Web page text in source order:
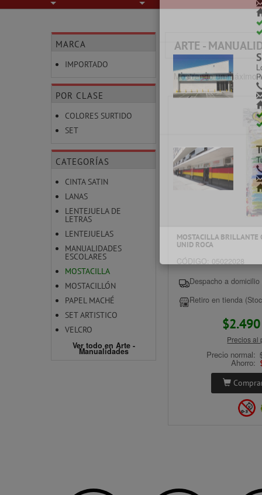
MARCA
IMPORTADO
POR CLASE
COLORES SURTIDO
SET
CATEGORÍAS
CINTA SATIN
LANAS
LENTEJUELA DE
LETRAS
LENTEJUELAS
MANUALIDADES
ESCOLARES
MOSTACILLA
MOSTACILLÓN
PAPEL MACHÉ
SET ARTISTICO
VELCRO
Ver todo en Arte -
Manualidades
ARTE -
Mostrando un máximo
MOSTACILLA BRILLANTE
UNID ROCA
CÓDIGO: 05022028
Despacho a
Retiro en tienda
$2.490
Precios al
Precio normal:
Ahorro: